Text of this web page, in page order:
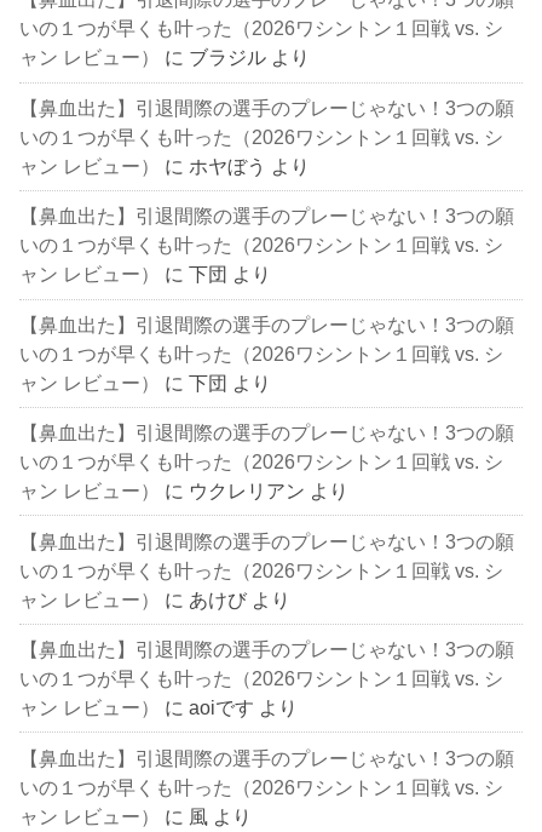
いの１つが早くも叶った（2026ワシントン１回戦 vs. シ
ャン レビュー）
に ブラジル より
【鼻血出た】引退間際の選手のプレーじゃない！3つの願
いの１つが早くも叶った（2026ワシントン１回戦 vs. シ
ャン レビュー）
に ホヤぼう より
【鼻血出た】引退間際の選手のプレーじゃない！3つの願
いの１つが早くも叶った（2026ワシントン１回戦 vs. シ
ャン レビュー）
に下団 より
【鼻血出た】引退間際の選手のプレーじゃない！3つの願
いの１つが早くも叶った（2026ワシントン１回戦 vs. シ
ャン レビュー）
に下団 より
【鼻血出た】引退間際の選手のプレーじゃない！3つの願
いの１つが早くも叶った（2026ワシントン１回戦 vs. シ
ャン レビュー）
に ウクレリアン より
【鼻血出た】引退間際の選手のプレーじゃない！3つの願
いの１つが早くも叶った（2026ワシントン１回戦 vs. シ
ャン レビュー）
に あけび より
【鼻血出た】引退間際の選手のプレーじゃない！3つの願
いの１つが早くも叶った（2026ワシントン１回戦 vs. シ
ャン レビュー）
にaoiです より
【鼻血出た】引退間際の選手のプレーじゃない！3つの願
いの１つが早くも叶った（2026ワシントン１回戦 vs. シ
ャン レビュー）
に 風 より